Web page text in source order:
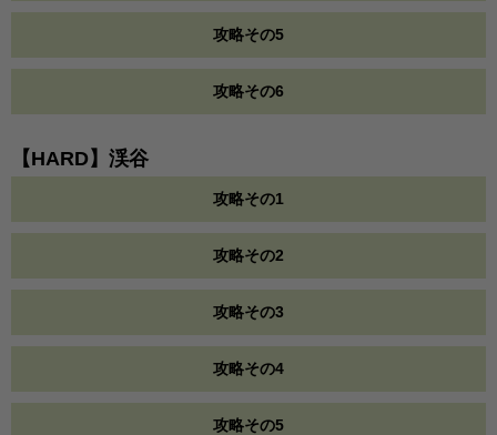
攻略その5
攻略その6
【HARD】渓谷
攻略その1
攻略その2
攻略その3
攻略その4
攻略その5